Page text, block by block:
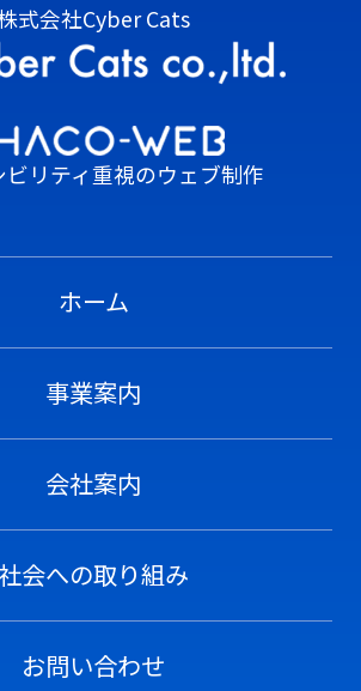
式会社Cyber Cats
ビリティ重視のウェブ制作
ホーム
事業案内
会社案内
会への取り組み
お問い合わせ